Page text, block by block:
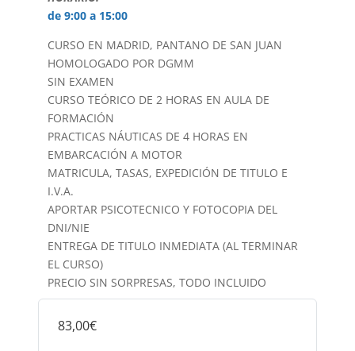
de 9:00 a 15:00
CURSO EN MADRID, PANTANO DE SAN JUAN
HOMOLOGADO POR DGMM
SIN EXAMEN
CURSO TEÓRICO DE 2 HORAS EN AULA DE
FORMACIÓN
PRACTICAS NÁUTICAS DE 4 HORAS EN
EMBARCACIÓN A MOTOR
MATRICULA, TASAS, EXPEDICIÓN DE TITULO E
I.V.A.
APORTAR PSICOTECNICO Y FOTOCOPIA DEL
DNI/NIE
ENTREGA DE TITULO INMEDIATA (AL TERMINAR
EL CURSO)
PRECIO SIN SORPRESAS, TODO INCLUIDO
83,00€